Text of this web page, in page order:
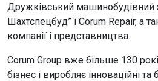
Дружківський машинобудівний
Шахтспецбуд” і Corum Repair, а
компанії і представництва.
Corum Group вже більше 130
бізнес і виробляє інноваційні та